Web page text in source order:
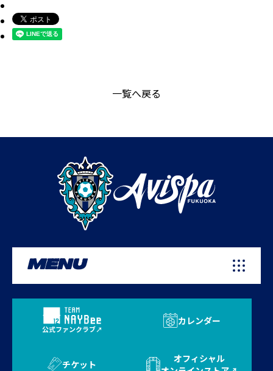
一覧へ戻る
MENU
公式ファンクラブ
カレンダー
チケット
オフィシャル